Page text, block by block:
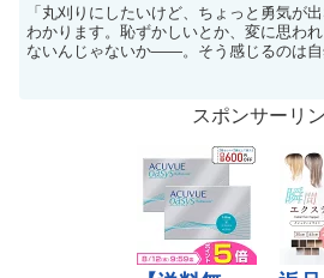
「丸刈りにしたいけど、ちょっと勇気が
わかります。恥ずかしいとか、変に思わ
ないんじゃないか――。そう感じるのは
スポンサーリ